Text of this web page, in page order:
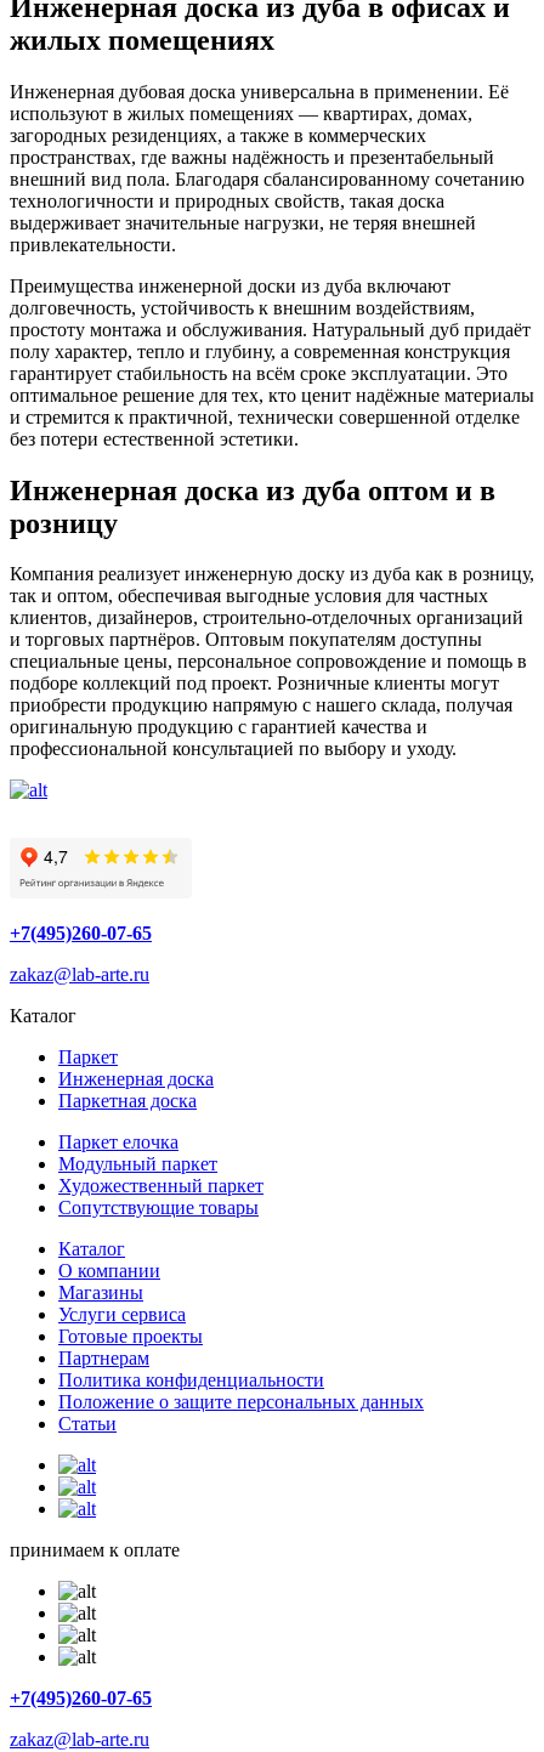
Инженерная доска из дуба в офисах и
жилых помещениях
Инженерная дубовая доска универсальна в применении. Её
используют в жилых помещениях — квартирах, домах,
загородных резиденциях, а также в коммерческих
пространствах, где важны надёжность и презентабельный
внешний вид пола. Благодаря сбалансированному сочетанию
технологичности и природных свойств, такая доска
выдерживает значительные нагрузки, не теряя внешней
привлекательности.
Преимущества инженерной доски из дуба включают
долговечность, устойчивость к внешним воздействиям,
простоту монтажа и обслуживания. Натуральный дуб придаёт
полу характер, тепло и глубину, а современная конструкция
гарантирует стабильность на всём сроке эксплуатации. Это
оптимальное решение для тех, кто ценит надёжные материалы
и стремится к практичной, технически совершенной отделке
без потери естественной эстетики.
Инженерная доска из дуба оптом и в
розницу
Компания реализует инженерную доску из дуба как в розницу,
так и оптом, обеспечивая выгодные условия для частных
клиентов, дизайнеров, строительно-отделочных организаций
и торговых партнёров. Оптовым покупателям доступны
специальные цены, персональное сопровождение и помощь в
подборе коллекций под проект. Розничные клиенты могут
приобрести продукцию напрямую с нашего склада, получая
оригинальную продукцию с гарантией качества и
профессиональной консультацией по выбору и уходу.
+7(495)260-07-65
zakaz@lab-arte.ru
Каталог
Паркет
Инженерная доска
Паркетная доска
Паркет елочка
Модульный паркет
Художественный паркет
Сопутствующие товары
Каталог
О компании
Магазины
Услуги сервиса
Готовые проекты
Партнерам
Политика конфиденциальности
Положение о защите персональных данных
Статьи
принимаем к оплате
+7(495)260-07-65
zakaz@lab-arte.ru